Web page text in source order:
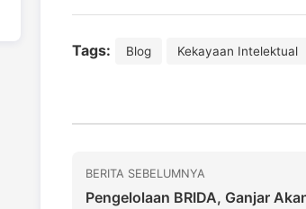
Tags: Blog Kekayaan Intelektual
BERITA SEBELUMNYA
Pengelolaan BRIDA, Ganjar